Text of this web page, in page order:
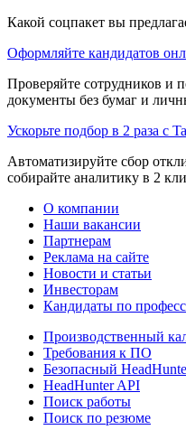
Какой соцпакет вы
Оформляйте кандидатов
Проверяйте сотрудников и
документы без бумаг и
Ускорьте подбор в 2 раза с
Автоматизируйте сбор
собирайте аналитику в 2
О компании
Наши вакансии
Партнерам
Реклама на сайте
Новости и статьи
Инвесторам
Кандидаты по
Производственный
Требования к ПО
Безопасный
HeadHunter API
Поиск работы
Поиск по резюме